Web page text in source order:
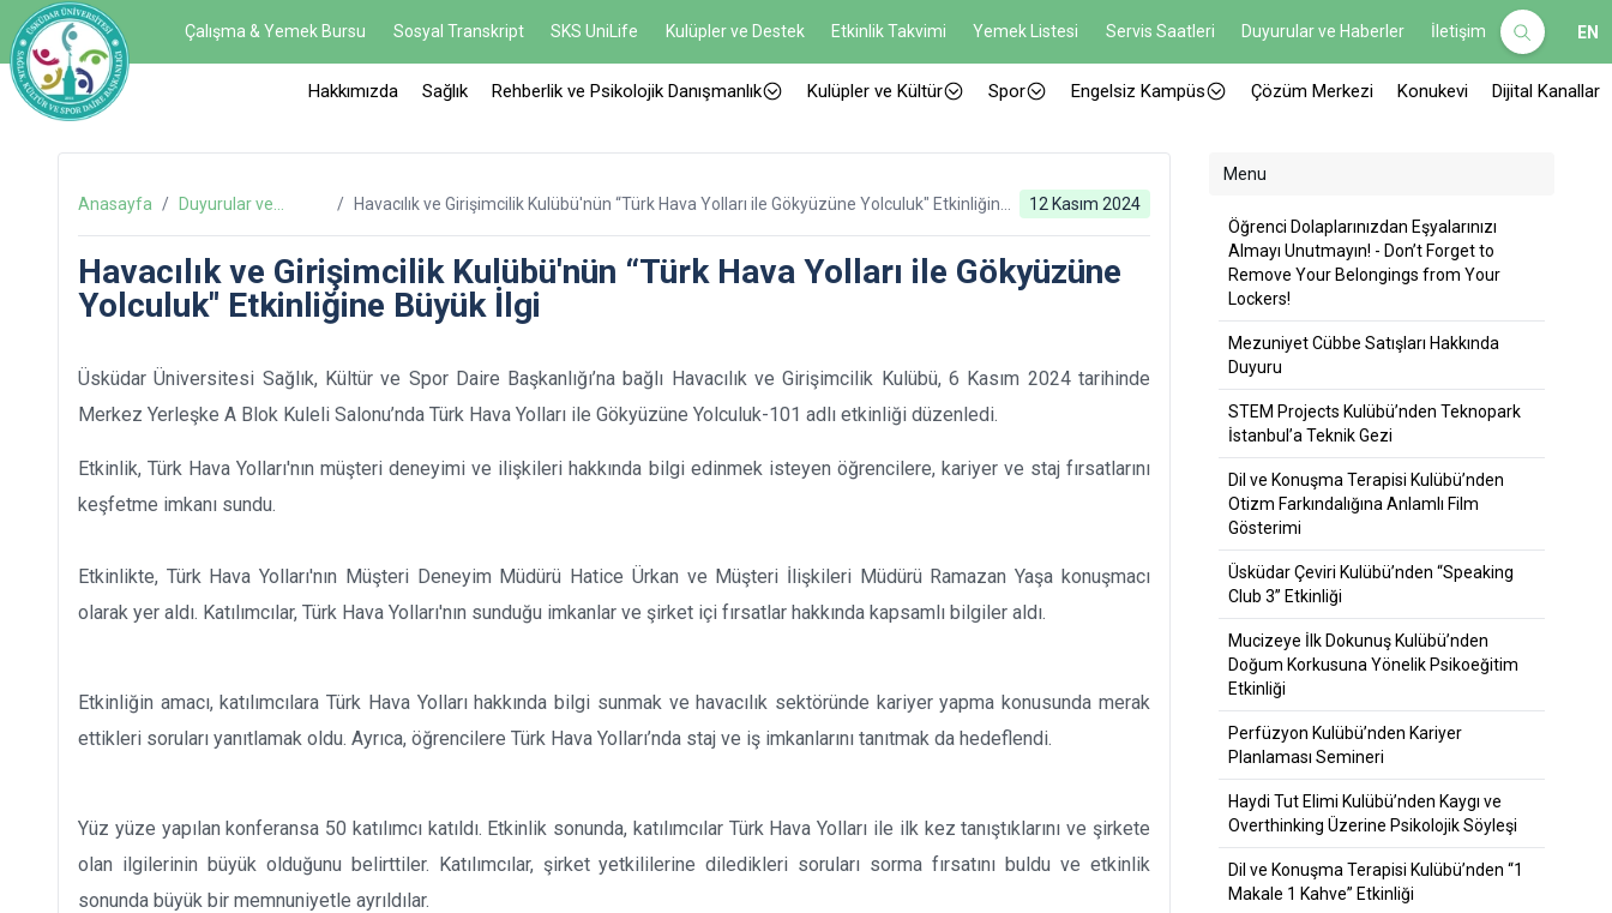
Çalışma & Yemek Bursu Sosyal Transkript SKS UniLife Kulüpler ve Destek Etkinlik Takvimi Yemek Listesi Servis Saatleri Duyurular ve Haberler İletişim EN
Hakkımızda Sağlık Rehberlik ve Psikolojik Danışmanlık Kulüpler ve Kültür Spor Engelsiz Kampüs Çözüm Merkezi Konukevi Dijital Kanallar
Anasayfa /
Duyurular ve
/
Havacılık ve Girişimcilik Kulübü'nün “Türk Hava Yolları ile Gökyüzüne Yolculuk" Etkinliğine
12 Kasım 2024
Havacılık ve Girişimcilik Kulübü'nün “Türk Hava Yolları ile Gökyüzüne
Yolculuk" Etkinliğine Büyük İlgi
Üsküdar Üniversitesi Sağlık, Kültür ve Spor Daire Başkanlığı’na bağlı Havacılık ve Girişimcilik Kulübü, 6 Kasım 2024 tarihinde
Merkez Yerleşke A Blok Kuleli Salonu’nda Türk Hava Yolları ile Gökyüzüne Yolculuk-101 adlı etkinliği düzenledi.
Etkinlik, Türk Hava Yolları'nın müşteri deneyimi ve ilişkileri hakkında bilgi edinmek isteyen öğrencilere, kariyer ve staj fırsatlarını
keşfetme imkanı sundu.
Etkinlikte, Türk Hava Yolları'nın Müşteri Deneyim Müdürü Hatice Ürkan ve Müşteri İlişkileri Müdürü Ramazan Yaşa konuşmacı
olarak yer aldı. Katılımcılar, Türk Hava Yolları'nın sunduğu imkanlar ve şirket içi fırsatlar hakkında kapsamlı bilgiler aldı.
Etkinliğin amacı, katılımcılara Türk Hava Yolları hakkında bilgi sunmak ve havacılık sektöründe kariyer yapma konusunda merak
ettikleri soruları yanıtlamak oldu. Ayrıca, öğrencilere Türk Hava Yolları’nda staj ve iş imkanlarını tanıtmak da hedeflendi.
Yüz yüze yapılan konferansa 50 katılımcı katıldı. Etkinlik sonunda, katılımcılar Türk Hava Yolları ile ilk kez tanıştıklarını ve şirkete
olan ilgilerinin büyük olduğunu belirttiler. Katılımcılar, şirket yetkililerine diledikleri soruları sorma fırsatını buldu ve etkinlik
sonunda büyük bir memnuniyetle ayrıldılar.
Menu
Öğrenci Dolaplarınızdan Eşyalarınızı
Almayı Unutmayın! - Don’t Forget to
Remove Your Belongings from Your
Lockers!
Mezuniyet Cübbe Satışları Hakkında
Duyuru
STEM Projects Kulübü’nden Teknopark
İstanbul’a Teknik Gezi
Dil ve Konuşma Terapisi Kulübü’nden
Otizm Farkındalığına Anlamlı Film
Gösterimi
Üsküdar Çeviri Kulübü’nden “Speaking
Club 3” Etkinliği
Mucizeye İlk Dokunuş Kulübü’nden
Doğum Korkusuna Yönelik Psikoeğitim
Etkinliği
Perfüzyon Kulübü’nden Kariyer
Planlaması Semineri
Haydi Tut Elimi Kulübü’nden Kaygı ve
Overthinking Üzerine Psikolojik Söyleşi
Dil ve Konuşma Terapisi Kulübü’nden “1
Makale 1 Kahve” Etkinliği